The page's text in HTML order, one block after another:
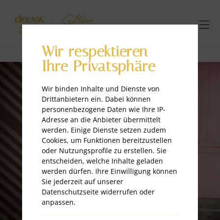
Wir respektieren
Ihre Privatsphäre
Wir binden Inhalte und Dienste von
Drittanbietern ein. Dabei können
personenbezogene Daten wie Ihre IP-
Adresse an die Anbieter übermittelt
werden. Einige Dienste setzen zudem
Cookies, um Funktionen bereitzustellen
oder Nutzungsprofile zu erstellen. Sie
entscheiden, welche Inhalte geladen
werden dürfen. Ihre Einwilligung können
Sie jederzeit auf unserer
Datenschutzseite widerrufen oder
anpassen.